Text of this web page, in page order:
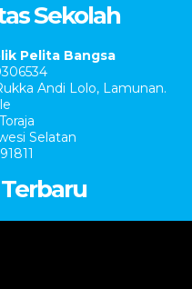
Sekolah
Pelita Bangsa
Andi Lolo, Lamunan.
Selatan